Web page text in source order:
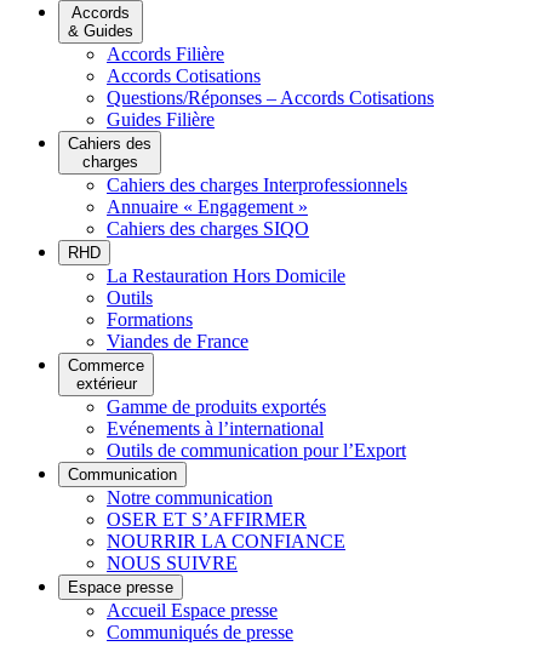
Accords
& Guides
Accords Filière
Accords Cotisations
Questions/Réponses – Accords Cotisations
Guides Filière
Cahiers des
charges
Cahiers des charges Interprofessionnels
Annuaire « Engagement »
Cahiers des charges SIQO
RHD
La Restauration Hors Domicile
Outils
Formations
Viandes de France
Commerce
extérieur
Gamme de produits exportés
Evénements à l’international
Outils de communication pour l’Export
Communication
Notre communication
OSER ET S’AFFIRMER
NOURRIR LA CONFIANCE
NOUS SUIVRE
Espace presse
Accueil Espace presse
Communiqués de presse